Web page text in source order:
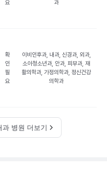
요
과
확
인
필
요
이비인후과, 내과, 신경과, 외과,
소아청소년과, 안과, 피부과, 재
활의학과, 가정의학과, 정신건강
의학과
병원 더보기